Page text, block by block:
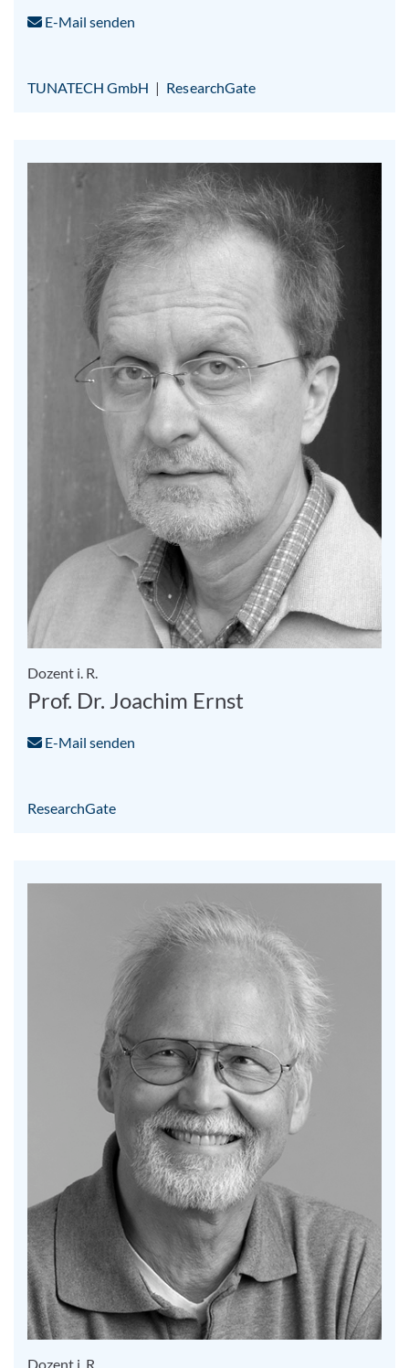
E-Mail senden
TUNATECH GmbH | ResearchGate
Dozent i. R.
Prof. Dr. Joachim Ernst
E-Mail senden
ResearchGate
Dozent i. R.